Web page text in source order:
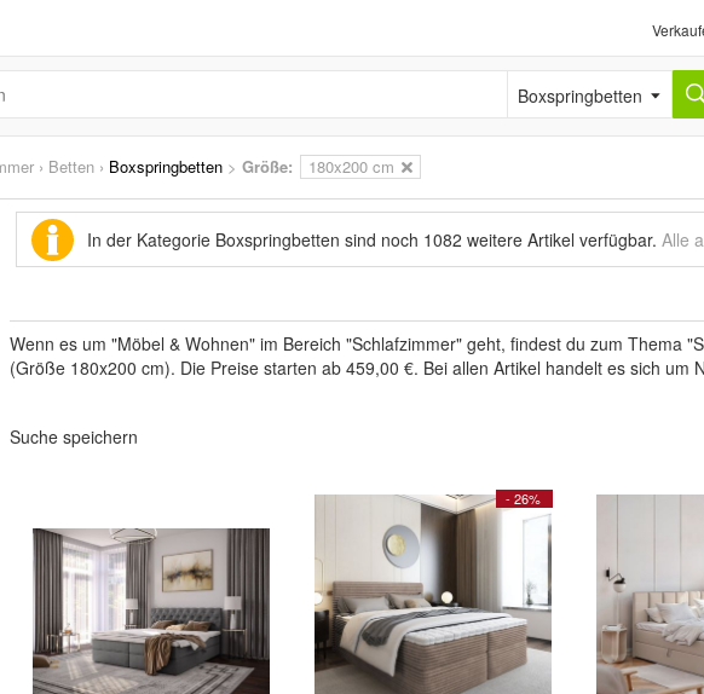
Boxspringbetten
› Betten › Boxspringbetten > Größe: 180x200 cm
In der Kategorie Boxspringbetten sind noch 1082 weitere Artikel verfügbar. Alle
Wenn es um "Möbel & Wohnen" im Bereich "Schlafzimmer" geht, findest du zum Thema
(Größe 180x200 cm). Die Preise starten ab 459,00 €. Bei allen Artikel handelt es sich um
Suche speichern
- 26%